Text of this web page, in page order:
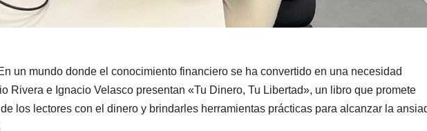
un mundo donde el conocimiento financiero se ha convertido en una necesidad
Rivera e Ignacio Velasco presentan «Tu Dinero, Tu Libertad», un libro que promete
los lectores con el dinero y brindarles herramientas prácticas para alcanzar la